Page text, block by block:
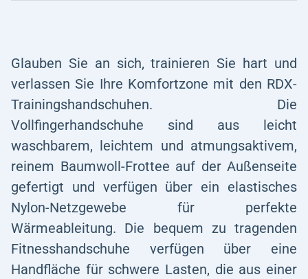
Glauben Sie an sich, trainieren Sie hart und
verlassen Sie Ihre Komfortzone mit den RDX-
Trainingshandschuhen. Die
Vollfingerhandschuhe sind aus leicht
waschbarem, leichtem und atmungsaktivem,
reinem Baumwoll-Frottee auf der Außenseite
gefertigt und verfügen über ein elastisches
Nylon-Netzgewebe für perfekte
Wärmeableitung. Die bequem zu tragenden
Fitnesshandschuhe verfügen über eine
Handfläche für schwere Lasten, die aus einer